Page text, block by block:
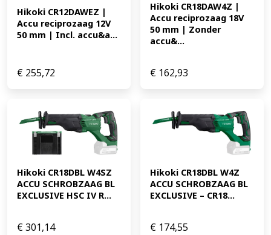
Hikoki CR12DAWEZ |
Accu reciprozaag 12V
50 mm | Incl. accu&a...
€ 255,72
Hikoki CR18DAW4Z |
Accu reciprozaag 18V
50 mm | Zonder
accu&...
€ 162,93
Hikoki CR18DBL W4SZ
ACCU SCHROBZAAG BL
EXCLUSIVE HSC IV R...
€301,14
Hikoki CR18DBL W4Z
ACCU SCHROBZAAG BL
EXCLUSIVE – CR18...
€ 174,55